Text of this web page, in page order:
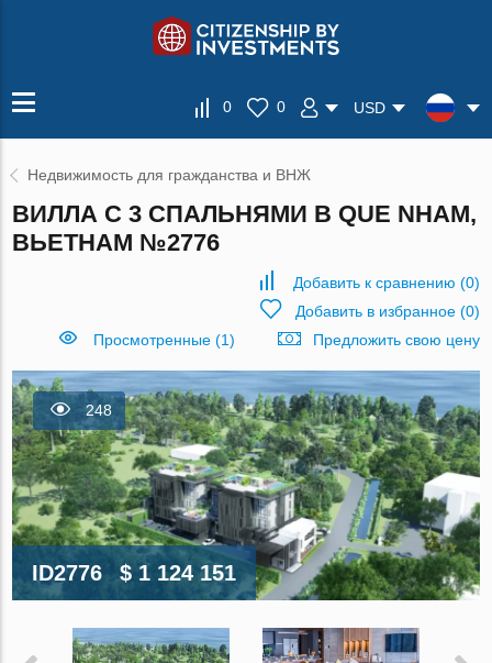
0 0 USD
Недвижимость для гражданства и ВНЖ
ВИЛЛА С 3 СПАЛЬНЯМИ В QUE NHAM,
ВЬЕТНАМ №2776
Добавить к сравнению (0)
Добавить в избранное(0)
Просмотренные (1)
Предложить свою цену
248
ID2776 $ 1 124 151